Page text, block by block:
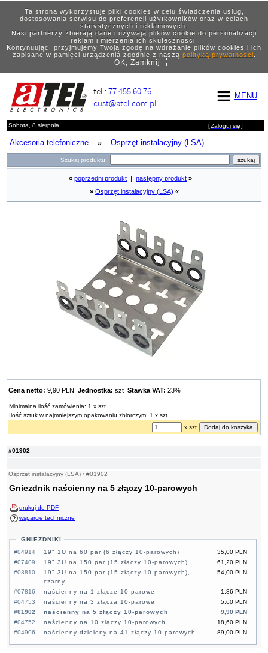
Ta strona wykorzystuje pliki cookies w celu świadczenia usług,
dostosowania serwisu do preferencji użytkowników oraz w celach
statystycznych i reklamowych.
Nasi partnerzy zbierają dane i używają plików cookie do personalizacji
reklam i mierzenia ich skuteczności.
Kontynuując, przyjmujemy Twoją zgodę na wdrażanie plików cookies i ich
zapisane w pamięci urządzenia zgodnie z naszą polityką prywatności.
OK, Zamknij
MENU
tel.:77 455 60 76 |
cust@atel.com.pl
Sobota, 8 sierpnia [Zaloguj się]
Akcesoria telefoniczne » Osprzęt instalacyjny (LSA)
Szukaj produktu:
#01902
Osprzęt instalacyjny (LSA) ›#01902
Gniezdnik naścienny na 5 złączy 10-parowych
drukuj do PDF
wsparcie techniczne
GNIEZDNIKI
#04914
35,00 PLN
19" 1U na 60 par (6 złączy 10-parowych)
#07409
61,20 PLN
19" 3U na 150 par (15 złączy 10-parowych)
#03810
54,00 PLN
19" 3U na 150 par (15 złączy 10-parowych),
czarny
#07816
1,86 PLN
naścienny na 1 złącze 10-parowe
#04753
5,60 PLN
naścienny na 3 złącza 10-parowe
#01902
9,90 PLN
naścienny na 5 złączy 10-parowych
#04752
18,60 PLN
naścienny na 10 złączy 10-parowych
#04906
89,00 PLN
naścienny dzielony na 41 złączy 10-parowych
« poprzedni produkt następny produkt »
» Osprzęt instalacyjny (LSA) «
Cena netto: 9,90 PLNJednostka: sztStawka VAT: 23%
Minimalna ilość zamówienia: 1 x szt
Ilość sztuk w najmniejszym opakowaniu zbiorczym: 1 x szt
x szt